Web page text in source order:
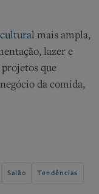
mais ampla,
, lazer e
que
da comida,
Salão Tendências